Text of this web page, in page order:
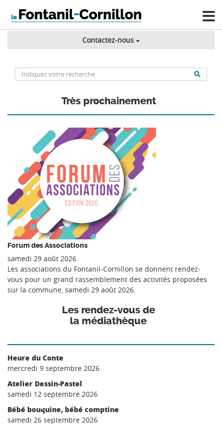
Contactez-nous
Très prochainement
Forum des Associations
samedi 29 août 2026
Les associations du Fontanil-Cornillon se donnent rendez-
vous pour un grand rassemblement des activités proposées
sur la commune, samedi 29 août 2026.
Les rendez-vous de
la médiathèque
Heure du Conte
mercredi 9 septembre 2026
Atelier Dessin-Pastel
samedi 12 septembre 2026
Bébé bouquine, bébé comptine
samedi 26 septembre 2026